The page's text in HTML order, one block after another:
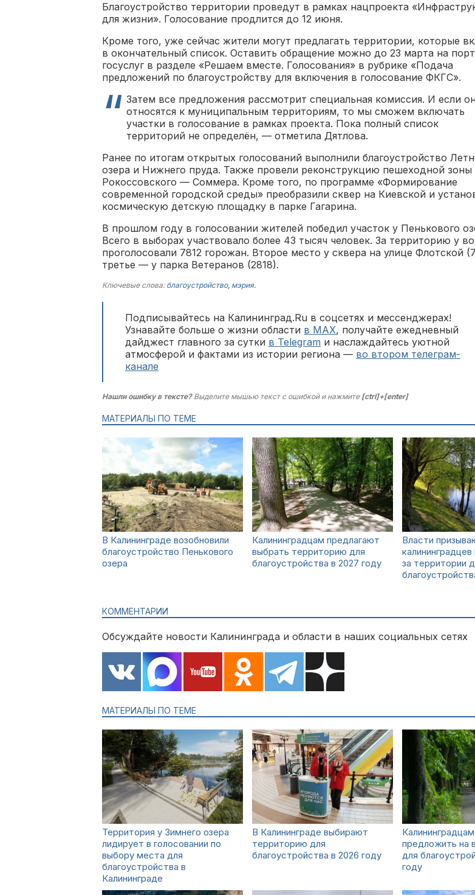
Благоустройство территории проведут в рамках нацпроекта
для жизни». Голосование продлится до 12 июня.
Кроме того, уже сейчас жители могут предлагать территории, которые
в окончательный список. Оставить обращение можно до 23 марта на
госуслуг в разделе «Решаем вместе. Голосования» в рубрике «Подача
предложений по благоустройству для включения в голосование ФКГС».
Затем все предложения рассмотрит специальная комиссия. И если
относятся к муниципальным территориям, то мы сможем включать
участки в голосование в рамках проекта. Пока полный список
территорий не определён, — отметила Дятлова.
Ранее по итогам открытых голосований выполнили благоустройство
озера и Нижнего пруда. Также провели реконструкцию пешеходной зоны
Рокоссовского — Соммера. Кроме того, по программе «Формирование
современной городской среды» преобразили сквер на Киевской и
космическую детскую площадку в парке Гагарина.
В прошлом году в голосовании жителей победил участок у Пенькового
Всего в выборах участвовало более 43 тысяч человек. За территорию у
проголосовали 7812 горожан. Второе место у сквера на улице Флотской
третье — у парка Ветеранов (2818).
Ключевые слова: благоустройство, мэрия.
Подписывайтесь на Калининград.Ru в соцсетях и мессенджерах!
Узнавайте больше о жизни области в MAX, получайте ежедневный
дайджест главного за сутки в Telegram и наслаждайтесь уютной
атмосферой и фактами из истории региона — во втором телеграм-
канале
Нашли ошибку в тексте?Выделите мышью текст с ошибкой и нажмите [ctrl]+[enter]
МАТЕРИАЛЫ ПО ТЕМЕ
В Калининграде возобновили
благоустройство Пенькового
озера
Калининградцам предлагают
выбрать территорию для
благоустройства в 2027 году
Власти
за территории
КОММЕНТАРИИ
Обсуждайте новости Калининграда и области в наших социальных сетях
МАТЕРИАЛЫ ПО ТЕМЕ
Территория у Зимнего озера
лидирует в голосовании по
выбору места для
благоустройства в
Калининграде
В Калининграде выбирают
территорию для
благоустройства в 2026 году
предложить на
для
году